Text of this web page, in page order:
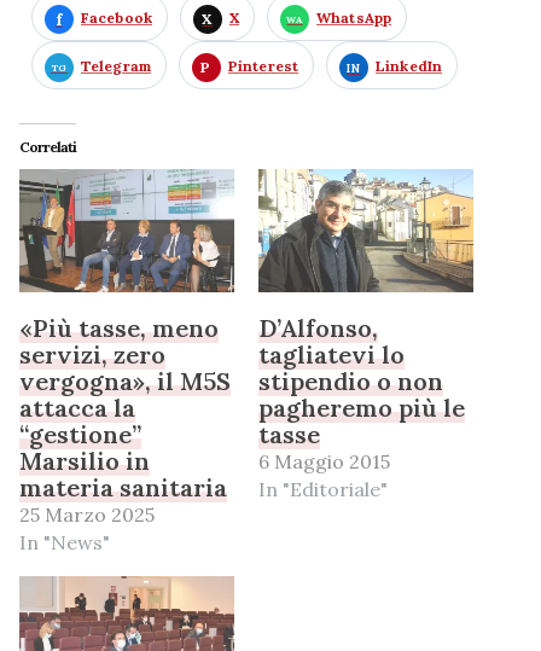
Facebook X WhatsApp
Telegram Pinterest LinkedIn
Correlati
«Più tasse, meno
servizi, zero
vergogna», il M5S
attacca la
“gestione”
Marsilio in
materia sanitaria
25 Marzo 2025
In "News"
D’Alfonso,
tagliatevi lo
stipendio o non
pagheremo più le
tasse
6 Maggio 2015
In "Editoriale"